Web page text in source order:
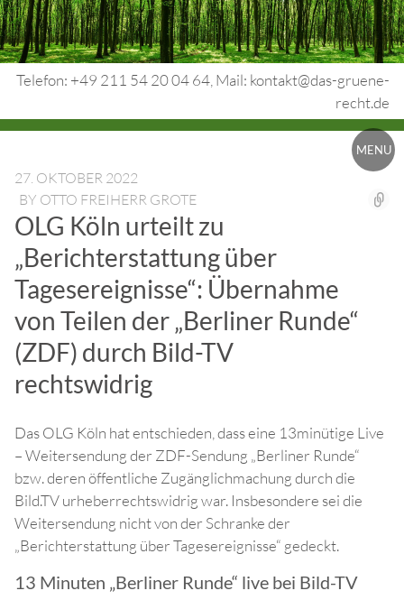
Skip
to
content
Telefon: +49 211 54 20 04 64, Mail: kontakt@das-gruene-
recht.de
Medienrecht.
gewerbl.
Rechtsschutz.
MENU
27. OKTOBER 2022
BY OTTO FREIHERR GROTE
OLG Köln urteilt zu
„Berichterstattung über
Tagesereignisse“: Übernahme
von Teilen der „Berliner Runde“
(ZDF) durch Bild-TV
rechtswidrig
Das OLG Köln hat entschieden, dass eine 13minütige Live
– Weitersendung der ZDF-Sendung „Berliner Runde“
bzw. deren öffentliche Zugänglichmachung durch die
Bild.TV urheberrechtswidrig war. Insbesondere sei die
Weitersendung nicht von der Schranke der
„Berichterstattung über Tagesereignisse“ gedeckt.
13 Minuten „Berliner Runde“ live bei Bild-TV